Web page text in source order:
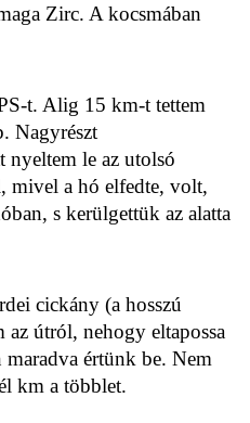
Zirc. A kocsmában
t. Alig 15 km-t tettem
Nagyrészt
nyeltem le az utolsó
mivel a hó elfedte, volt,
s kerülgettük az alatta
cickány (a hosszú
útról, nehogy eltapossa
értünk be. Nem
km a többlet.